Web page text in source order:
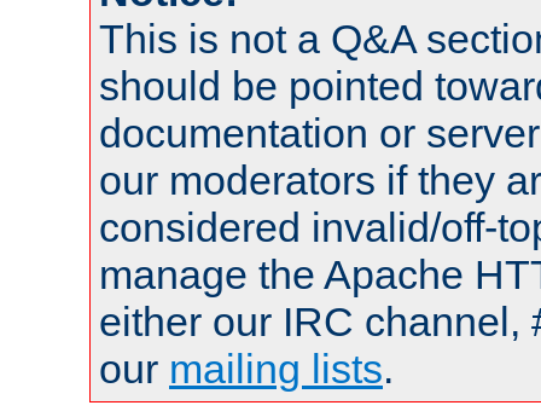
This is not a Q&A
should be pointed
documentation or
our moderators if they
considered invalid/off-
manage the Apache
either our IRC channel,
our mailing lists.